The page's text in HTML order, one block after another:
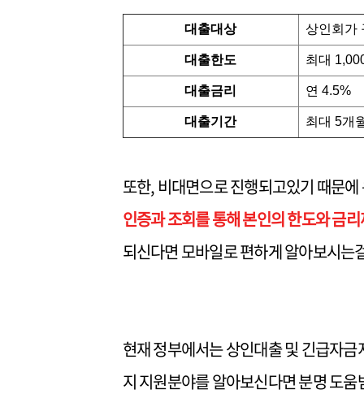
대출대상 상인회가
대출한도 최대
대출금리 연 4.5%
대출기간 최대 5개
또한, 비대면으로 진행되고있기 때문
인증과 조회를 통해 본인의 한도와 금
되신다면 모바일로 편하게 알아보시는
현재 정부에서는 상인대출 및 긴급자
지 지원분야를 알아보신다면 분명 도